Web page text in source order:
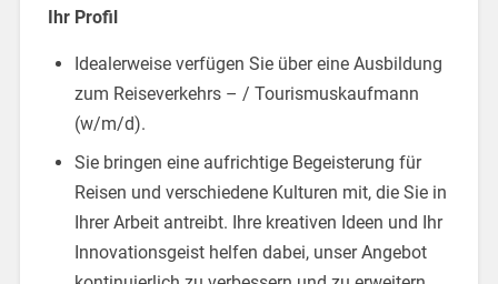
Ihr Profil
Idealerweise verfügen Sie über eine Ausbildung
zum Reiseverkehrs – / Tourismuskaufmann
(w/m/d).
Sie bringen eine aufrichtige Begeisterung für
Reisen und verschiedene Kulturen mit, die Sie in
Ihrer Arbeit antreibt. Ihre kreativen Ideen und Ihr
Innovationsgeist helfen dabei, unser Angebot